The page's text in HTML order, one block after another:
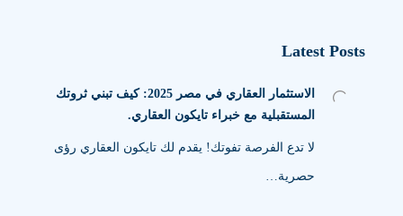
Latest Posts
الاستثمار العقاري في مصر 2025: كيف تبني ثروتك
المستقبلية مع خبراء تايكون العقاري.
لا تدع الفرصة تفوتك! يقدم لك تايكون العقاري رؤى
حصرية…